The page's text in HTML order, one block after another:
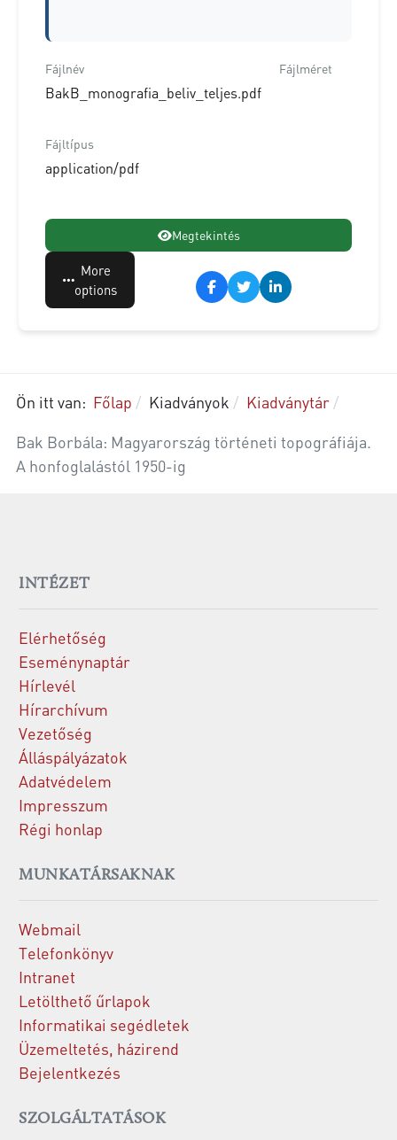
Fájlnév
BakB_monografia_beliv_teljes.pdf
Fájlméret
Fájltípus
application/pdf
Megtekintés
More
options
Ön itt van: Főlap Kiadványok
Kiadványtár
Bak Borbála: Magyarország történeti topográfiája.
A honfoglalástól 1950-ig
INTÉZET
Elérhetőség
Eseménynaptár
Hírlevél
Hírarchívum
Vezetőség
Álláspályázatok
Adatvédelem
Impresszum
Régi honlap
MUNKATÁRSAKNAK
Webmail
Telefonkönyv
Intranet
Letölthető űrlapok
Informatikai segédletek
Üzemeltetés, házirend
Bejelentkezés
SZOLGÁLTATÁSOK